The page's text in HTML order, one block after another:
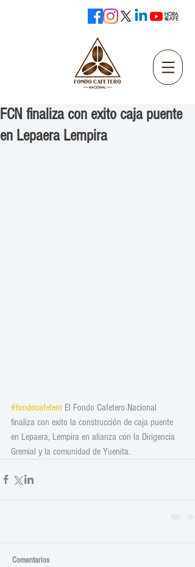
FCN finaliza con exito caja puente
en Lepaera Lempira
#fondocafetero El Fondo Cafetero Nacional
finaliza con exito la construcción de caja puente
en Lepaera, Lempira en alianza con la Dirigencia
Gremial y la comunidad de Yuenita.
Comentarios